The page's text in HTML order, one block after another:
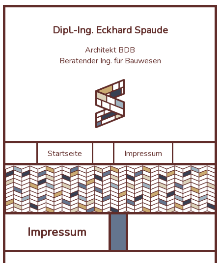
Dipl.-Ing. Eckhard Spaude
Architekt BDB
Beratender Ing. für Bauwesen
Startseite Impressum
Impressum